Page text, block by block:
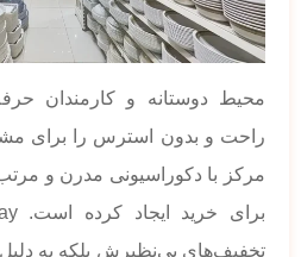
راحت و بدون استرس را برای
مرکز با دکوراسیونی مدرن و
تخفیف‌های بی‌نظیرش بلکه به